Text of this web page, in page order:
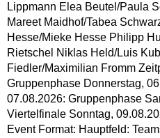
Lippmann Elea Beutel/Paula
Mareet Maidhof/Tabea
Hesse/Mieke Hesse Philipp
Rietschel Niklas Held/Luis
Fiedler/Maximilian Fromm
Gruppenphase Donnerstag,
07.08.2026: Gruppenphase
Viertelfinale Sonntag,
Event Format: Hauptfeld: